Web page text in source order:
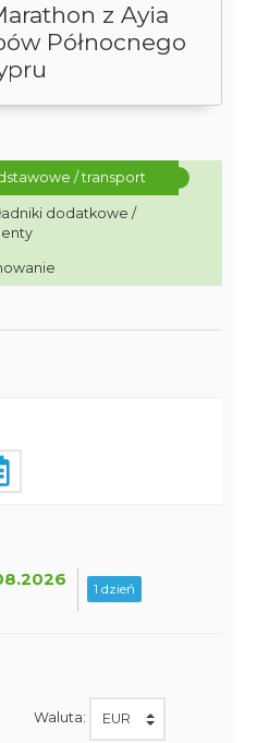
z Ayia
Północnego
/ transport
dodatkowe /
1 dzień
Waluta: